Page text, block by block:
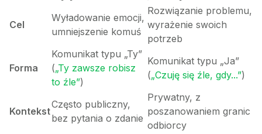
Cel
Wyładowanie emocji,
umniejszenie komuś
Rozwiązanie problemu,
wyrażenie swoich
potrzeb
Forma
Komunikat typu „Ty”
(„Ty zawsze robisz
to źle”)
Komunikat typu „Ja”
(„Czuję się źle, gdy...”)
Kontekst
Często publiczny,
bez pytania o zdanie
Prywatny, z
poszanowaniem granic
odbiorcy